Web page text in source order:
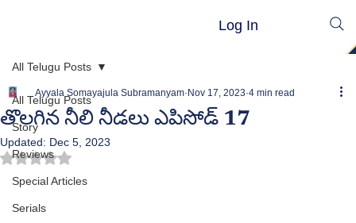
Log In
All Telugu Posts
Story
Reviews
Special Articles
Serials
All Telugu Posts
తొలగిన నీలి నీడలు ఎపిసోడ్ 17
Ayyala Somayajula Subramanyam Nov 17, 2023 4 min read
Updated: Dec 5, 2023
Rated NaN out of 5 stars.